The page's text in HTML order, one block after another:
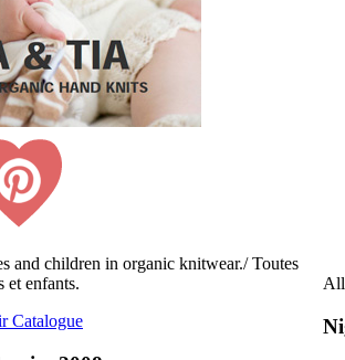
and children in organic knitwear./ Toutes
et enfants.
Catalogue
All